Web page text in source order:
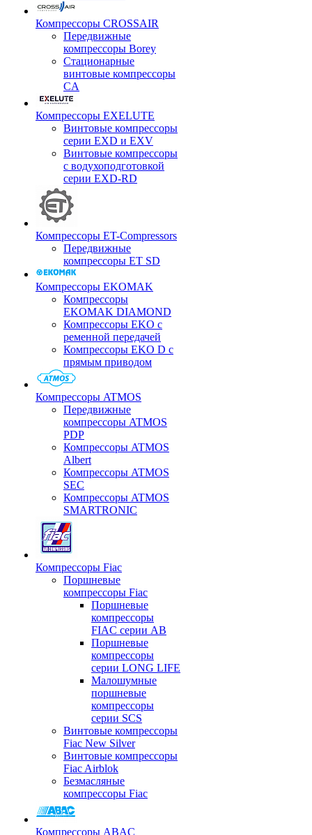
Компрессоры CROSSAIR
Передвижные
компрессоры Borey
Стационарные
винтовые компрессоры
CA
Компрессоры EXELUTE
Винтовые компрессоры
серии EXD и EXV
Винтовые компрессоры
с водухоподготовкой
серии EXD-RD
Компрессоры ET-Compressors
Передвижные
компрессоры ET SD
Компрессоры EKOMAK
Компрессоры
EKOMAK DIAMOND
Компрессоры EKO c
ременной передачей
Компрессоры EKO D с
прямым приводом
Компрессоры ATMOS
Передвижные
компрессоры ATMOS
PDP
Компрессоры ATMOS
Albert
Компрессоры ATMOS
SEC
Компрессоры ATMOS
SMARTRONIC
Компрессоры Fiac
Поршневые
компрессоры Fiac
Поршневые
компрессоры
FIAC серии AB
Поршневые
компрессоры
серии LONG LIFE
Малошумные
поршневые
компрессоры
серии SCS
Винтовые компрессоры
Fiac New Silver
Винтовые компрессоры
Fiac Airblok
Безмасляные
компрессоры Fiac
Компрессоры ABAC